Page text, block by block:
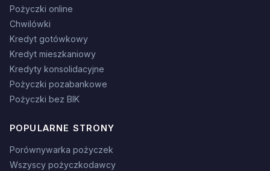
Pożyczki online
Chwilówki
Kredyt gotówkowy
Kredyt mieszkaniowy
Kredyty konsolidacyjne
Pożyczki pozabankowe
Pożyczki bez BIK
POPULARNE STRONY
Porównywarka pożyczek
Wszyscy pożyczkodawcy